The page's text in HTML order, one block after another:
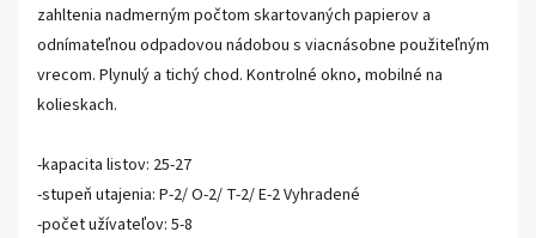
zahltenia nadmerným počtom skartovaných papierov a
odnímateľnou odpadovou nádobou s viacnásobne použiteľným
vrecom. Plynulý a tichý chod. Kontrolné okno, mobilné na
kolieskach.
-kapacita listov: 25-27
-stupeň utajenia: P-2/ O-2/ T-2/ E-2 Vyhradené
-počet užívateľov: 5-8